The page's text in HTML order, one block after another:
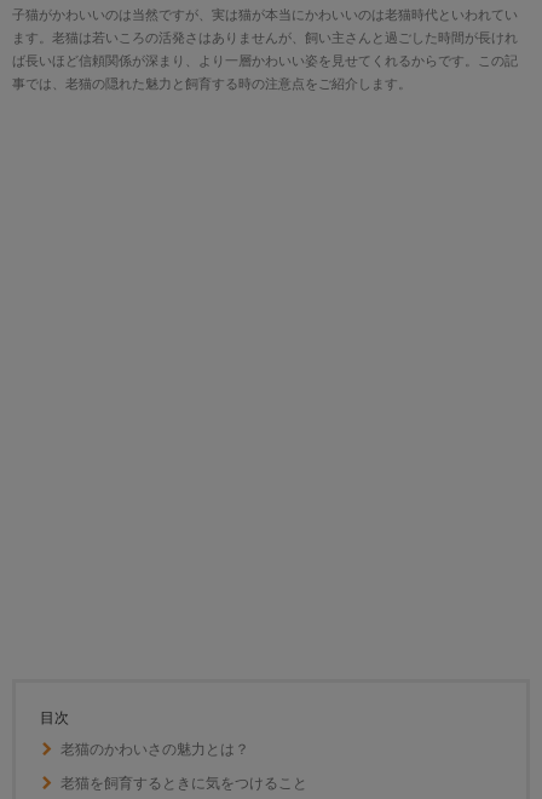
子猫がかわいいのは当然ですが、実は猫が本当にかわいいのは老猫時代といわれてい
ます。老猫は若いころの活発さはありませんが、飼い主さんと過ごした時間が長けれ
ば長いほど信頼関係が深まり、より一層かわいい姿を見せてくれるからです。この記
事では、老猫の隠れた魅力と飼育する時の注意点をご紹介します。
目次
老猫のかわいさの魅力とは？
老猫を飼育するときに気をつけること